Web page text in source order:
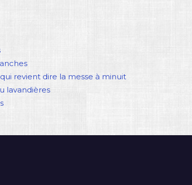
revient dire la messe à minuit
lavandières